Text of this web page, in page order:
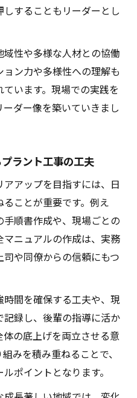
することもリーダーとし
性や多様な人材との協働
ン力や多様性への理解も
います。現場での実践を
ダー像を築いていきまし
ラント工事の工夫
アップを目指すには、日
ことが重要です。例え
順書作成や、現場ごとの
ニュアルの作成は、実務
や同僚からの信頼にもつ
間を確保する工夫や、現
録し、後輩の指導に活か
の底上げを両立させる意
みを積み重ねることで、
ポイントとなります。